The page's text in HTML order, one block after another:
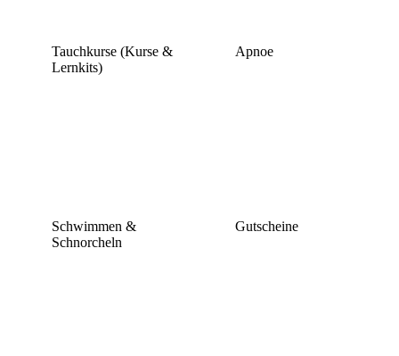
Tauchkurse (Kurse &
Lernkits)
Apnoe
Schwimmen &
Schnorcheln
Gutscheine